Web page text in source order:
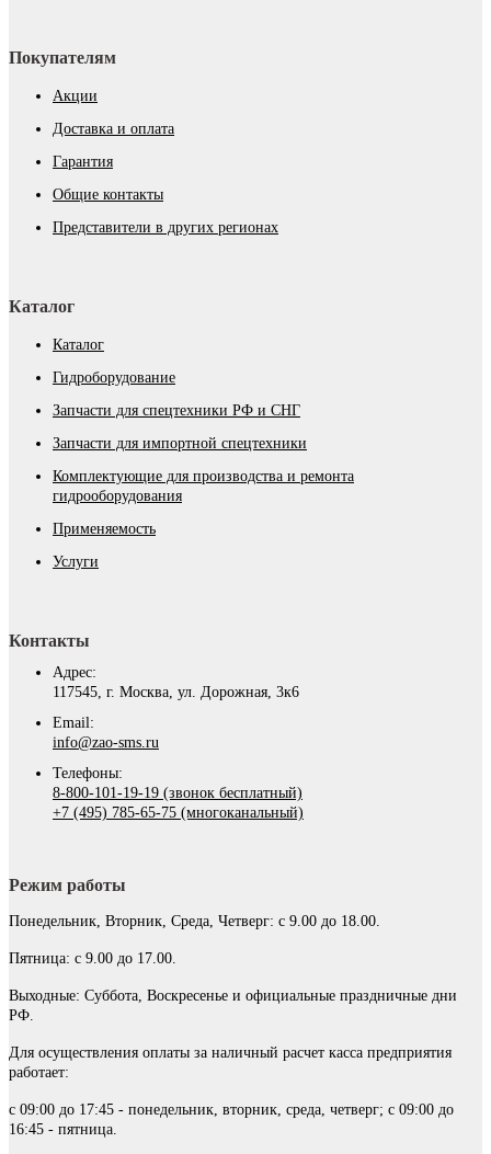
Покупателям
Акции
Доставка и оплата
Гарантия
Общие контакты
Представители в других регионах
Каталог
Каталог
Гидроборудование
Запчасти для спецтехники РФ и СНГ
Запчасти для импортной спецтехники
Комплектующие для производства и ремонта
гидрооборудования
Применяемость
Услуги
Контакты
Адрес:
117545, г. Москва, ул. Дорожная, 3к6
Email:
info@zao-sms.ru
Телефоны:
8-800-101-19-19 (звонок бесплатный)
+7 (495) 785-65-75 (многоканальный)
Режим работы
Понедельник, Вторник, Среда, Четверг: с 9.00 до 18.00.
Пятница: с 9.00 до 17.00.
Выходные: Суббота, Воскресенье и официальные праздничные дни
РФ.
Для осуществления оплаты за наличный расчет касса предприятия
работает:
с 09:00 до 17:45 - понедельник, вторник, среда, четверг; с 09:00 до
16:45 - пятница.